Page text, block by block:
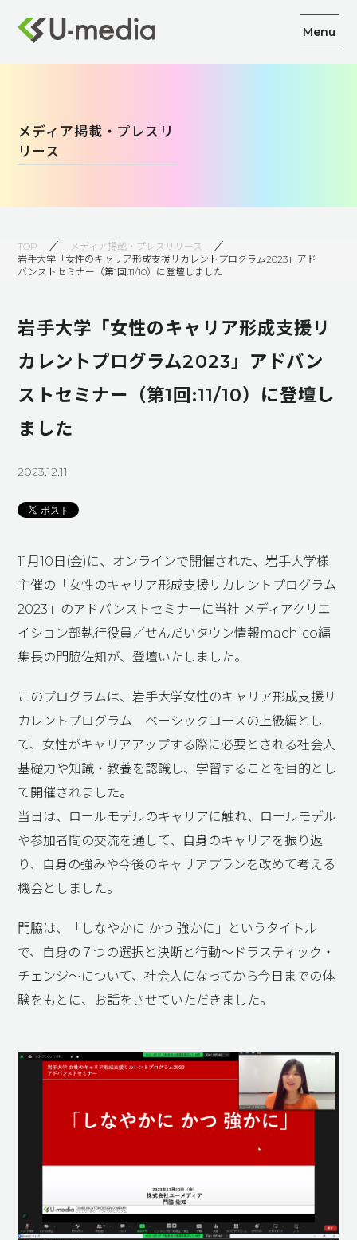
Menu
メディア掲載・プレスリ
リース
TOP
メディア掲載・プレスリリース
岩手大学「女性のキャリア形成支援リカレントプログラム2023」アド
バンストセミナー（第1回:11/10）に登壇しました
岩手大学「女性のキャリア形成支援リ
カレントプログラム2023」アドバン
ストセミナー（第1回:11/10）に登壇し
ました
2023.12.11
11月10 日 (金) に、オンラインで開催された、岩手大学様
主催の「女性のキャリア形成支援リカレントプログラム
2023 」のアドバンストセミナーに当社 メディアクリエ
イション部執行役員／せんだいタウン情報machico編
集長の門脇佐知が、登壇いたしました。
このプログラムは、岩手大学女性のキャリア形成支援リ
カレントプログラム ベーシックコースの上級編とし
て、女性がキャリアアップする際に必要とされる社会人
基礎力や知識・教養を認識し、学習することを目的とし
て開催されました。
当日は、ロールモデルのキャリアに触れ、ロールモデル
や参加者間の交流を通して、自身のキャリアを振り返
り、自身の強みや今後のキャリアプランを改めて考える
機会としました。
門脇は、「しなやかに かつ 強かに」というタイトル
で、自身の７つの選択と決断と行動～ドラスティック・
チェンジ～について、社会人になってから今日までの体
験をもとに、お話をさせていただきました。